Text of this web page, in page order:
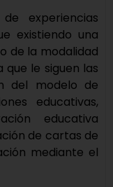
experiencias
existiendo una
de la modalidad
que le siguen las
del modelo de
educativas,
educativa
de cartas de
mediante el